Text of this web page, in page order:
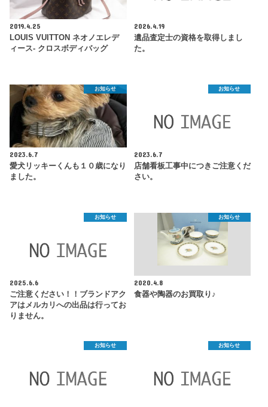
2019.4.25
LOUIS VUITTON ネオノエレデ
ィース- クロスボディバッグ
2026.4.19
遺品査定士の資格を取得しまし
た。
お知らせ
2023.6.7
愛犬リッキーくんも１０歳になり
ました。
お知らせ
2023.6.7
店舗看板工事中につきご注意くだ
さい。
お知らせ
2025.6.6
ご注意ください！！ブランドアク
アはメルカリへの出品は行ってお
りません。
お知らせ
2020.4.8
食器や陶器のお買取り♪
お知らせ お知らせ